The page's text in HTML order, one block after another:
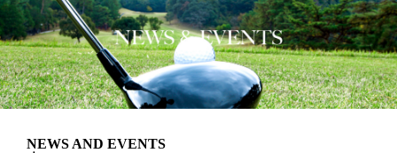
NEWS AND EVENTS